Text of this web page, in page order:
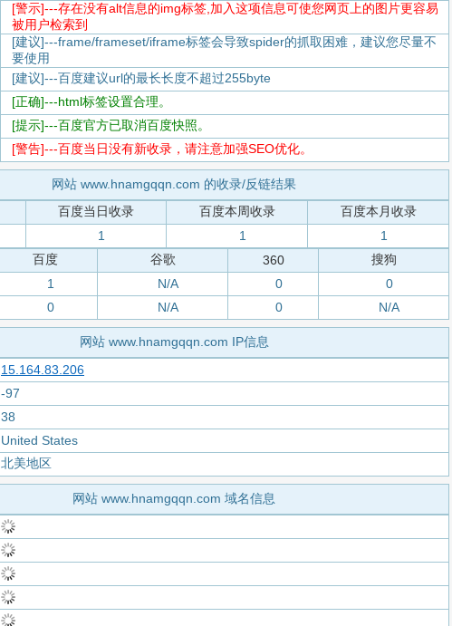
[警示]---存在没有alt信息的img标签,加入这项信息可使您网页上的图片更容易
被用户检索到
[建议]---frame/frameset/iframe标签会导致spider的抓取困难，建议您尽量不
要使用
[建议]---百度建议url的最长长度不超过255byte
[正确]---html标签设置合理。
[提示]---百度官方已取消百度快照。
[警告]---百度当日没有新收录，请注意加强SEO优化。
网站 www.hnamgqqn.com 的收录/反链结果
百度当日收录 百度本周收录
百度本月收录
1 1
1
百度
谷歌 360
搜狗
1 N/A 0
0
0 N/A 0 N/A
网站 www.hnamgqqn.com IP信息
15.164.83.206
-97
38
United States
北美地区
网站 www.hnamgqqn.com 域名信息